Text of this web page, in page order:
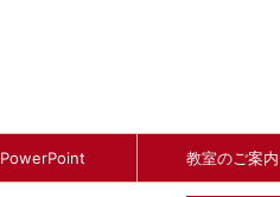
PowerPoint 教室のご案内